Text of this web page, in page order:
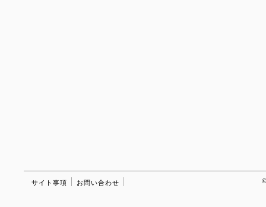
サイト事項 お問い合わせ